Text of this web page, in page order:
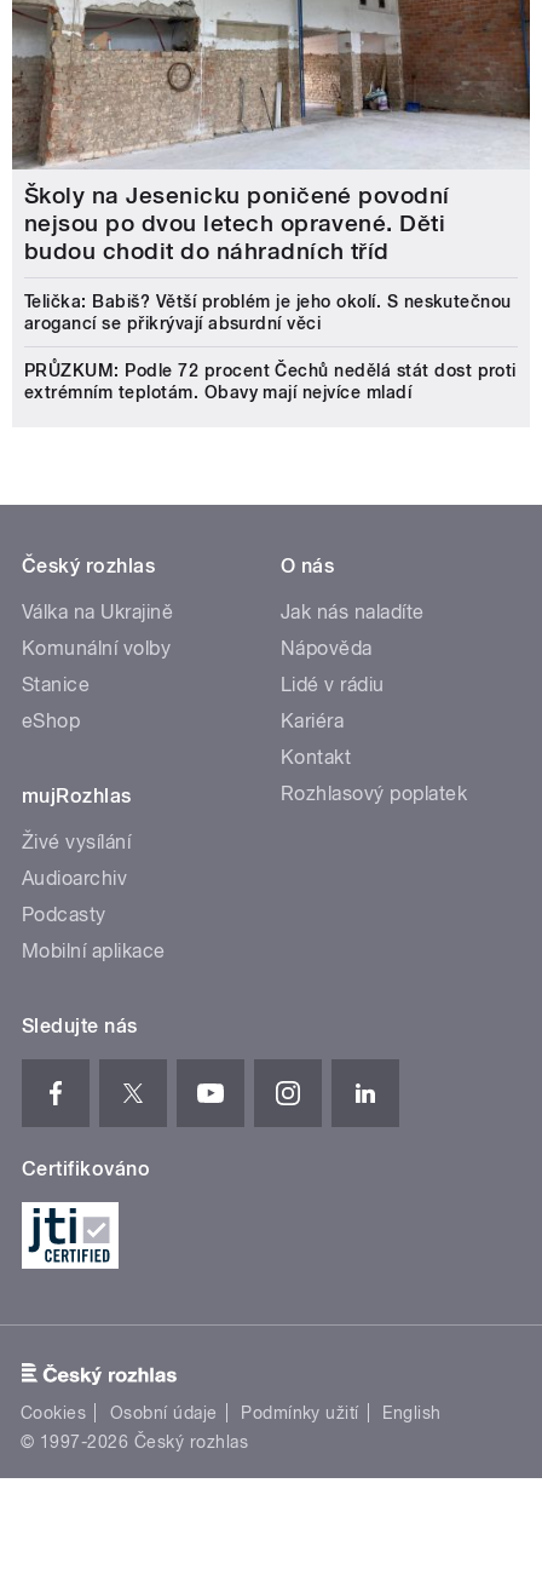
Školy na Jesenicku poničené povodní
nejsou po dvou letech opravené. Děti
budou chodit do náhradních tříd
Telička: Babiš? Větší problém je jeho okolí. S neskutečnou
arogancí se přikrývají absurdní věci
PRŮZKUM: Podle 72 procent Čechů nedělá stát dost proti
extrémním teplotám. Obavy mají nejvíce mladí
Český rozhlas
Válka na Ukrajině
Komunální volby
Stanice
eShop
mujRozhlas
Živé vysílání
Audioarchiv
Podcasty
Mobilní aplikace
O nás
Jak nás naladíte
Nápověda
Lidé v rádiu
Kariéra
Kontakt
Rozhlasový poplatek
Sledujte nás
Certifikováno
Cookies Osobní údaje Podmínky užití
English
© 1997-2026 Český rozhlas